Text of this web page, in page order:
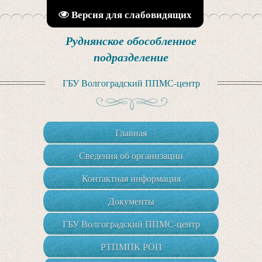
Версия для слабовидящих
Руднянское обособленное
подразделение
ГБУ Волгоградский ППМС-центр
Главная
Сведения об организации
Контактная информация
Документы
ГБУ Волгоградский ППМС-центр
РТПМПК РОП